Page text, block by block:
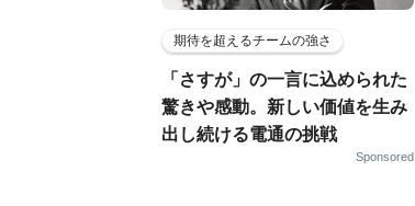
期待を超えるチームの強さ
「さすが」の一言に込められた
驚きや感動。新しい価値を生み
出し続ける電通の挑戦
Sponsored